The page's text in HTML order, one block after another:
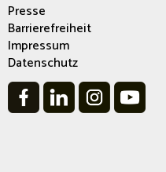
Presse
Barrierefreiheit
Impressum
Datenschutz